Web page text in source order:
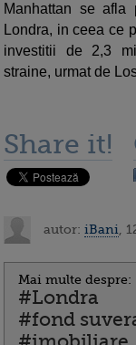
Manhattan se
Londra, in ceea ce
investitii de 2,3
straine, urmat de
Share it!
autor: iBani ,
Mai multe despre:
#Londra
#fond